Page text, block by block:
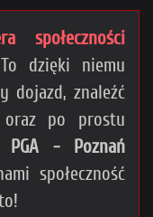
społeczności
dzięki niemu
dojazd, znaleźć
po prostu
PGA - Poznań
społeczność